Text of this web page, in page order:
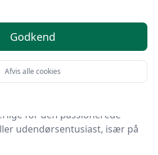
dybt ned i alt, hvad du behøver
af en hjelmhue, fra
tips.
som
for den passionerede
udendørsentusiast, især på
Godkend
Afvis alle cookies